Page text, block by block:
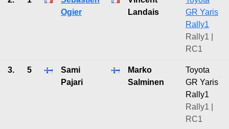
Ogier
Landais
GR Yaris
Rally1
Rally1 |
RC1
3. 5
Sami
Pajari
Marko
Salminen
Toyota
GR Yaris
Rally1
Rally1 |
RC1